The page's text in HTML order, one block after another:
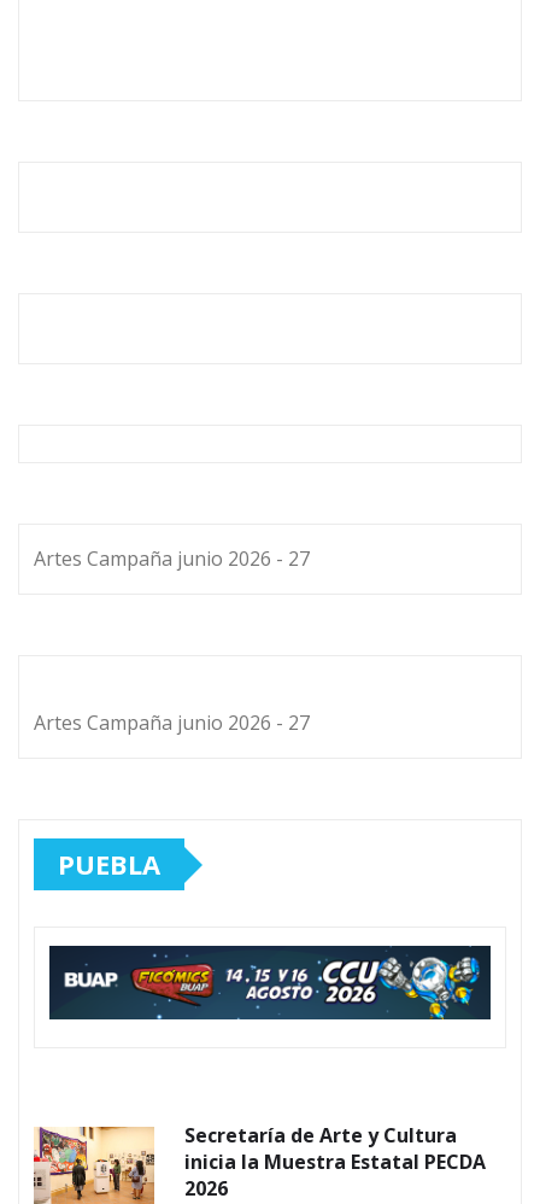
Artes Campaña junio 2026 - 27
Artes Campaña junio 2026 - 27
PUEBLA
Secretaría de Arte y Cultura
inicia la Muestra Estatal PECDA
2026